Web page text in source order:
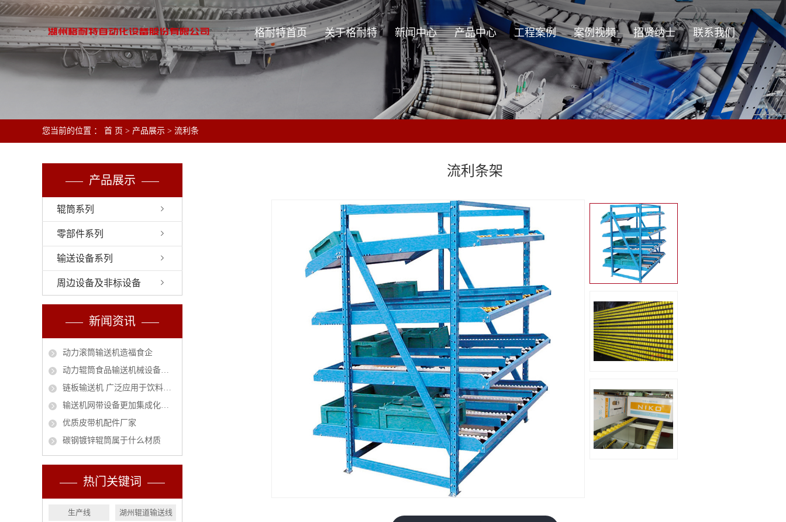
格耐特首页 关于格耐特
关于格耐特
新闻中心
公司新闻
行业资讯
技术资讯
产品中心
辊筒系列
零部件系列
输送设备系列
工程案例
工程案例
案例视频 招贤纳士 联系我们
您当前的位置 ： 首 页 > 产品展示 > 流利条
产品展示
辊筒系列
零部件系列
输送设备系列
周边设备及非标设备
新闻资讯
动力滚筒输送机造福食企
动力辊筒食品输送机械设备安全作业指南
链板输送机 广泛应用于饮料行业的必然趋势
输送机网带设备更加集成化和智能化
优质皮带机配件厂家
碳钢镀锌辊筒属于什么材质
热门关键词
生产线 湖州辊道输送线
流利条架